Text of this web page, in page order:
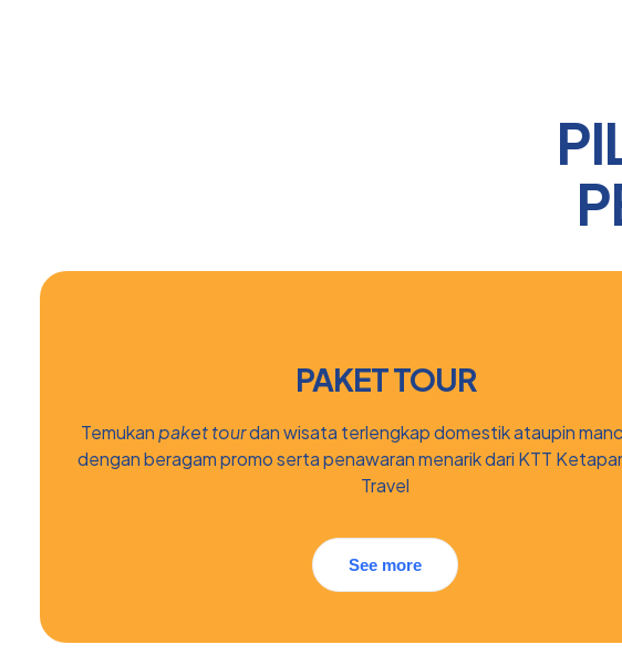
PAKET TOUR
Temukanpaket tourdan wisata terlengkap domestik ataupin
dengan beragam promo serta penawaran menarik dari KTT
Travel
See more